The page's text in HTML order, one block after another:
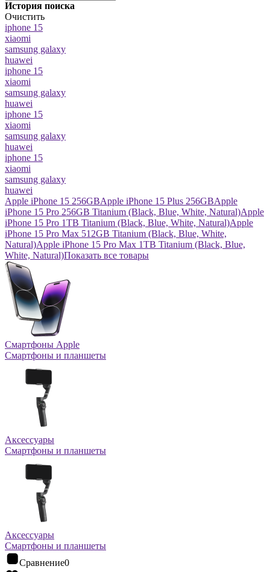
История поиска
Очистить
iphone 15
xiaomi
samsung galaxy
huawei
iphone 15
xiaomi
samsung galaxy
huawei
iphone 15
xiaomi
samsung galaxy
huawei
iphone 15
xiaomi
samsung galaxy
huawei
Apple iPhone 15 256GBApple iPhone 15 Plus 256GBApple
iPhone 15 Pro 256GB Titanium (Black, Blue, White, Natural)Apple
iPhone 15 Pro 1TB Titanium (Black, Blue, White, Natural)Apple
iPhone 15 Pro Max 512GB Titanium (Black, Blue, White,
Natural)Apple iPhone 15 Pro Max 1TB Titanium (Black, Blue,
White, Natural)Показать все товары
Смартфоны Apple
Смартфоны и планшеты
Аксессуары
Смартфоны и планшеты
Аксессуары
Смартфоны и планшеты
Сравнение0